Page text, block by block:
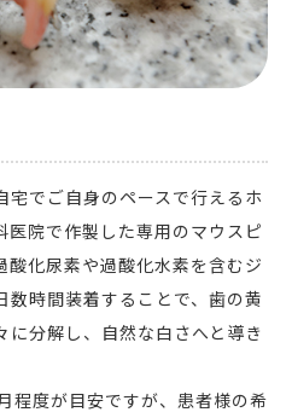
宅でご自身のペースで行えるホ
医院で作製した専用のマウスピ
酸化尿素や過酸化水素を含むジ
数時間装着することで、歯の黄
分解し、自然な白さへと導き
程度が目安ですが、患者様の希